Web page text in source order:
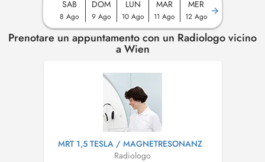
SAB
8 Ago
DOM
9 Ago
LUN
10 Ago
MAR
11 Ago
MER
12 Ago
Prenotare un appuntamento con un Radiologo vicino
a Wien
MRT 1,5 TESLA / MAGNETRESONANZ
Radiologo